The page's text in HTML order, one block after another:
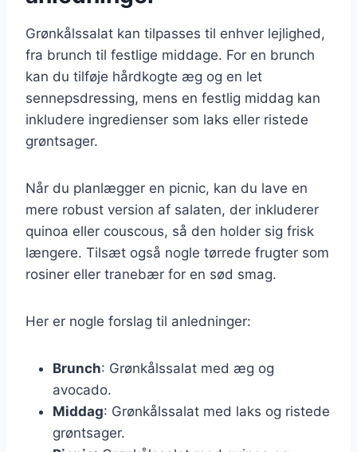
Grønkålssalat kan tilpasses til enhver lejlighed,
fra brunch til festlige middage. For en brunch
kan du tilføje hårdkogte æg og en let
sennepsdressing, mens en festlig middag kan
inkludere ingredienser som laks eller ristede
grøntsager.
Når du planlægger en picnic, kan du lave en
mere robust version af salaten, der inkluderer
quinoa eller couscous, så den holder sig frisk
længere. Tilsæt også nogle tørrede frugter som
rosiner eller tranebær for en sød smag.
Her er nogle forslag til anledninger:
Brunch: Grønkålssalat med æg og
avocado.
Middag: Grønkålssalat med laks og ristede
grøntsager.